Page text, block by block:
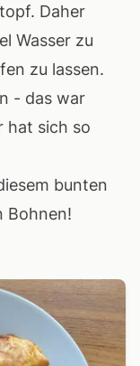
Daher
Wasser zu
zu lassen.
- das war
hat sich so
bunten
Bohnen!